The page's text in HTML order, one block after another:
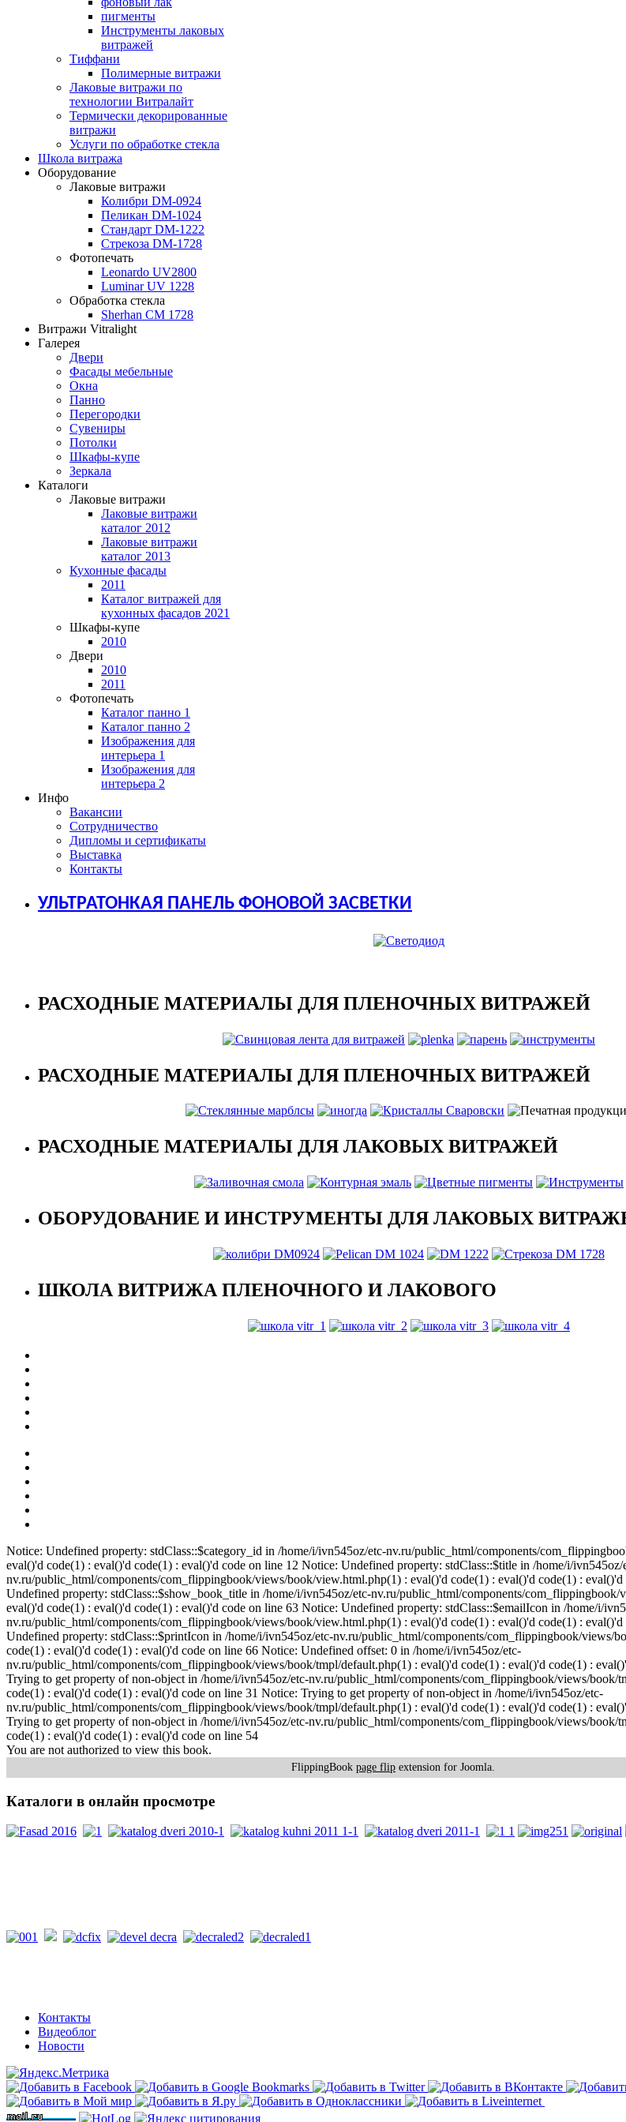
пигменты
Инструменты лаковых
витражей
Тиффани
Полимерные витражи
Лаковые витражи по
технологии Витралайт
Термически декорированные
витражи
Услуги по обработке стекла
Школа витража
Оборудование
Лаковые витражи
Колибри DM-0924
Пеликан DM-1024
Стандарт DM-1222
Стрекоза DM-1728
Фотопечать
Leonardo UV2800
Luminar UV 1228
Обработка стекла
Sherhan CM 1728
Витражи Vitralight
Галерея
Двери
Фасады мебельные
Окна
Панно
Перегородки
Сувениры
Потолки
Шкафы-купе
Зеркала
Каталоги
Лаковые витражи
Лаковые витражи
каталог 2012
Лаковые витражи
каталог 2013
Кухонные фасады
2011
Каталог витражей для
кухонных фасадов 2021
Шкафы-купе
2010
Двери
2010
2011
Фотопечать
Каталог панно 1
Каталог панно 2
Изображения для
интерьера 1
Изображения для
интерьера 2
Инфо
Вакансии
Сотрудничество
Дипломы и сертификаты
Выставка
Контакты
УЛЬТРАТОНКАЯ ПАНЕЛЬ ФОНОВОЙ ЗАСВЕТКИ
РАСХОДНЫЕ МАТЕРИАЛЫ ДЛЯ ПЛЕНОЧНЫХ ВИТРАЖЕЙ
РАСХОДНЫЕ МАТЕРИАЛЫ ДЛЯ ПЛЕНОЧНЫХ ВИТРАЖЕЙ
РАСХОДНЫЕ МАТЕРИАЛЫ ДЛЯ ЛАКОВЫХ ВИТРАЖЕЙ
ОБОРУДОВАНИЕ И ИНСТРУМЕНТЫ ДЛЯ ЛАКОВЫХ
ШКОЛА ВИТРИЖА ПЛЕНОЧНОГО И ЛАКОВОГО
Notice: Undefined property: stdClass::$category_id in /home/i/ivn545oz/etc-nv.ru/public_html/components/
eval()'d code(1) : eval()'d code(1) : eval()'d code on line 12 Notice: Undefined property: stdClass::$title in /home/i/ivn545oz/
nv.ru/public_html/components/com_flippingbook/views/book/view.html.php(1) : eval()'d code(1) : eval()'d code(1) :
Undefined property: stdClass::$show_book_title in /home/i/ivn545oz/etc-nv.ru/public_html/components/
eval()'d code(1) : eval()'d code(1) : eval()'d code on line 63 Notice: Undefined property: stdClass::$emailIcon in /home/i/
nv.ru/public_html/components/com_flippingbook/views/book/view.html.php(1) : eval()'d code(1) : eval()'d code(1) :
Undefined property: stdClass::$printIcon in /home/i/ivn545oz/etc-nv.ru/public_html/components/com_flippingbook/views/
code(1) : eval()'d code(1) : eval()'d code on line 66 Notice: Undefined offset: 0 in /home/i/ivn545oz/etc-
nv.ru/public_html/components/com_flippingbook/views/book/tmpl/default.php(1) : eval()'d code(1) : eval()'d code(1) :
Trying to get property of non-object in /home/i/ivn545oz/etc-nv.ru/public_html/components/com_flippingbook/views/book/
code(1) : eval()'d code(1) : eval()'d code on line 31 Notice: Trying to get property of non-object in /home/i/ivn545oz/etc-
nv.ru/public_html/components/com_flippingbook/views/book/tmpl/default.php(1) : eval()'d code(1) : eval()'d code(1) :
Trying to get property of non-object in /home/i/ivn545oz/etc-nv.ru/public_html/components/com_flippingbook/views/book/
code(1) : eval()'d code(1) : eval()'d code on line 54
You are not authorized to view this book.
FlippingBook page flip extension for Joomla.
Каталоги в онлайн просмотре
Контакты
Видеоблог
Новости